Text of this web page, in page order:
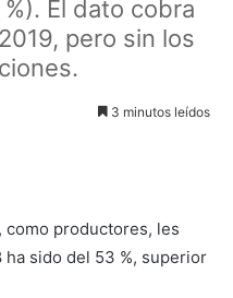
El dato cobra
pero sin los
3 minutos leídos
como productores, les
sido del 53 %, superior